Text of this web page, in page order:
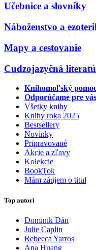
Učebnice a slovníky
Náboženstvo a
Mapy a cestovanie
Cudzojazyčná
Knihomoľský
Odporúčame pre vás
Všetky knihy
Knihy roka 2025
Bestsellery
Novinky
Pripravované
Akcie a zľavy
Kolekcie
BookTok
Mám záujem o titul
Top autori
Dominik Dán
Julie Caplin
Rebecca Yarros
Ana Huang